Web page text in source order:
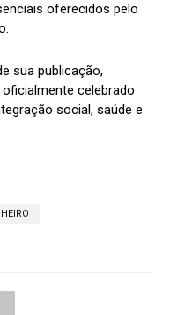
oferecidos pelo
sua publicação,
celebrado
social, saúde e